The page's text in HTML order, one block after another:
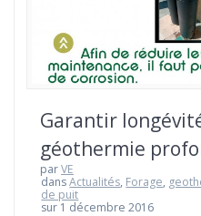
Garantir
géothermie
parVE
dansActualités, Forage,
de puit
sur 1 décembre 2016